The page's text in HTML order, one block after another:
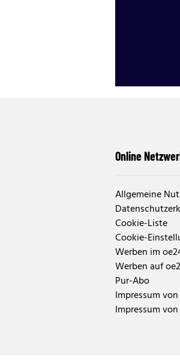
Online
Allgemeine
Cookie-Liste
Cookie-
Werben im
Werben auf
Pur-Abo
Impressum
Impressum